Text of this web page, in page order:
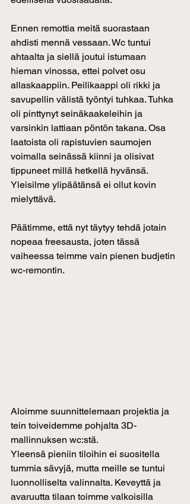
Ennen remottia meitä suorastaan
ahdisti mennä vessaan. Wc tuntui
ahtaalta ja siellä joutui istumaan
hieman vinossa, ettei polvet osu
allaskaappiin. Peilikaappi oli rikki ja
savupellin välistä työntyi tuhkaa. Tuhka
oli pinttynyt seinäkaakeleihin ja
varsinkin lattiaan pöntön takana. Osa
laatoista oli rapistuvien saumojen
voimalla seinässä kiinni ja olisivat
tippuneet millä hetkellä hyvänsä.
Yleisilme ylipäätänsä ei ollut kovin
mielyttävä.
Päätimme, että nyt täytyy tehdä jotain
nopeaa freesausta, joten tässä
vaiheessa teimme vain pienen budjetin
wc-remontin.
Aloimme suunnittelemaan projektia ja
tein toiveidemme pohjalta 3D-
mallinnuksen wc:stä.
Yleensä pieniin tiloihin ei suositella
tummia sävyjä, mutta meille se tuntui
luonnolliselta valinnalta. Keveyttä ja
avaruutta tilaan toimme valkoisilla